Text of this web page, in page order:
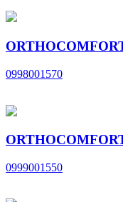
0998001570
0999001550